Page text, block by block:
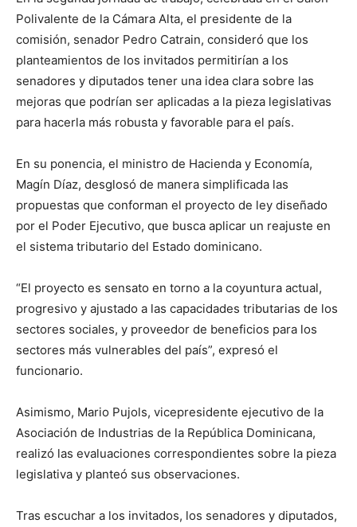
Polivalente de la Cámara Alta, el presidente de la
comisión, senador Pedro Catrain, consideró que los
planteamientos de los invitados permitirían a los
senadores y diputados tener una idea clara sobre las
mejoras que podrían ser aplicadas a la pieza legislativas
para hacerla más robusta y favorable para el país.
En su ponencia, el ministro de Hacienda y Economía,
Magín Díaz, desglosó de manera simplificada las
propuestas que conforman el proyecto de ley diseñado
por el Poder Ejecutivo, que busca aplicar un reajuste en
el sistema tributario del Estado dominicano.
“El proyecto es sensato en torno a la coyuntura actual,
progresivo y ajustado a las capacidades tributarias de los
sectores sociales, y proveedor de beneficios para los
sectores más vulnerables del país”, expresó el
funcionario.
Asimismo, Mario Pujols, vicepresidente ejecutivo de la
Asociación de Industrias de la República Dominicana,
realizó las evaluaciones correspondientes sobre la pieza
legislativa y planteó sus observaciones.
Tras escuchar a los invitados, los senadores y diputados,